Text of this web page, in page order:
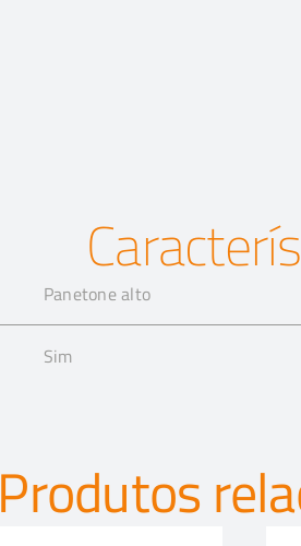
Panetone alto
Sim
Produtos